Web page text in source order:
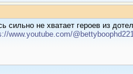
сильно не хватает героев из
www.youtube.com/